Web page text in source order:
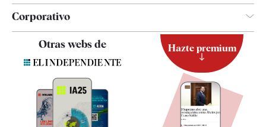
Corporativo
Quiénes somos
Otras webs de Hazte premium